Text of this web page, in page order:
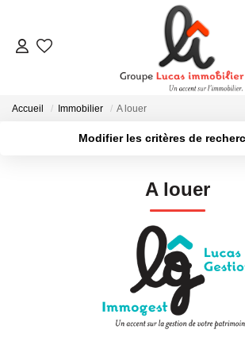
NOUS CONTACTER
NEUF
ESTIMER
NOS RÉALISATIONS
Accueil Immobilier A louer
Modifier les critères de
Créer une alerte
A louer